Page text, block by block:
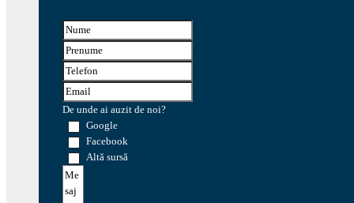
De unde ai auzit de noi?
Google
Facebook
Altă sursă